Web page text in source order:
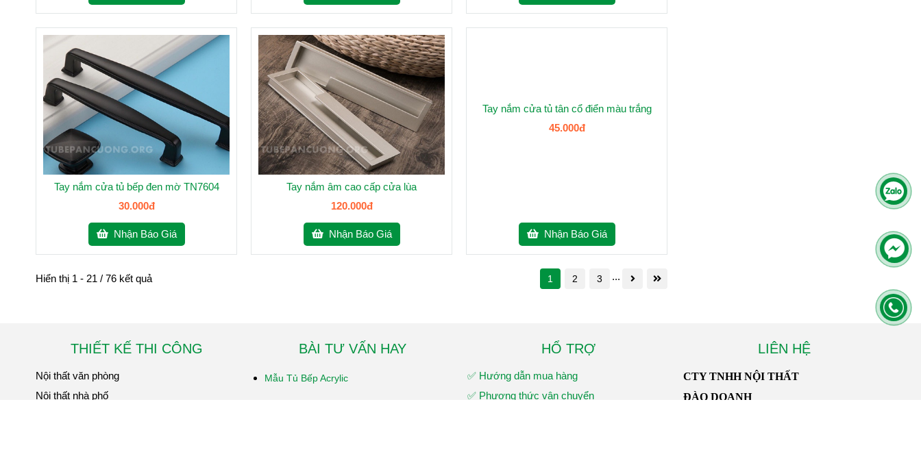
Tay nắm cửa tủ bếp đen mờ TN7604
30.000đ
Nhận Báo Giá
Tay nắm âm cao cấp cửa lùa
120.000đ
Nhận Báo Giá
Tay nắm cửa tủ tân cổ điển màu trắng
45.000đ
Nhận Báo Giá
Hiển thị 1 - 21 / 76 kết quả 1 2 3 ...
THIẾT KẾ THI CÔNG
Nội thất văn phòng
Nội thất nhà phố
BÀI TƯ VẤN HAY
Mẫu Tủ Bếp Acrylic
HỔ TRỢ
✅ Hướng dẫn mua hàng
✅ Phương thức vận chuyển
LIÊN HỆ
CTY TNHH NỘI THẤT
ĐÀO DOANH